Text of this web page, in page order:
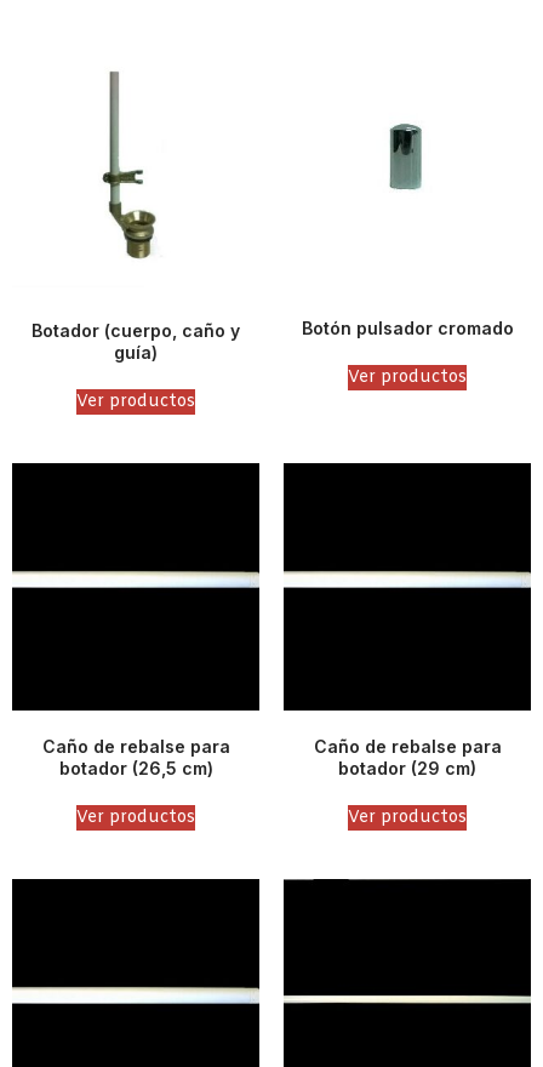
Botador (cuerpo, caño y
guía)
Ver productos
Botón pulsador cromado
Ver productos
Caño de rebalse para
botador (26,5 cm)
Ver productos
Caño de rebalse para
botador (29 cm)
Ver productos